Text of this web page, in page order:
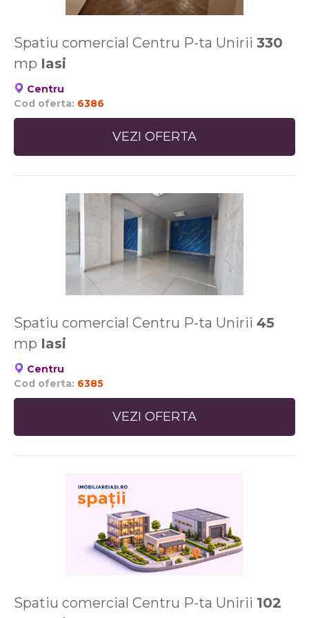
Spatiu comercial Centru P-ta Unirii 330
mp Iasi
Centru
Cod oferta: 6386
VEZI OFERTA
Spatiu comercial Centru P-ta Unirii 45
mp Iasi
Centru
Cod oferta: 6385
VEZI OFERTA
Spatiu comercial Centru P-ta Unirii 102